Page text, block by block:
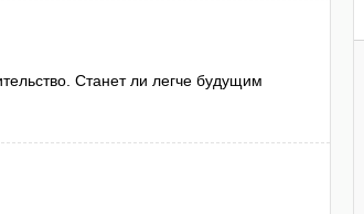
Станет ли легче будущим